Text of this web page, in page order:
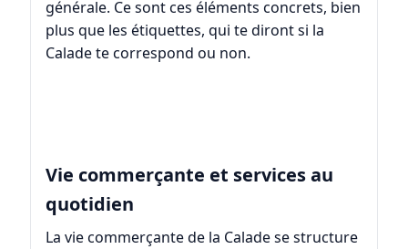
générale. Ce sont ces éléments concrets, bien
plus que les étiquettes, qui te diront si la
Calade te correspond ou non.
Vie commerçante et services au
quotidien
La vie commerçante de la Calade se structure